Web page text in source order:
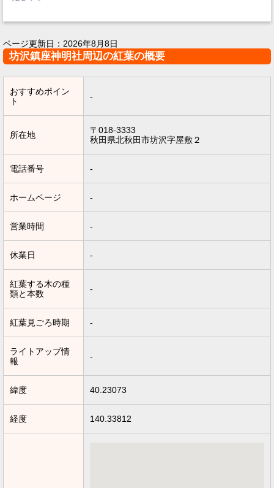
ページ更新日： 2026年8月8日
坊沢鎮座神明社周辺の紅葉の概要
おすすめポイン
ト
-
所在地
〒018-3333
秋田県北秋田市坊沢字屋敷２
電話番号 -
ホームページ -
営業時間 -
休業日 -
紅葉する木の種
類と本数
-
紅葉見ごろ時期 -
ライトアップ情
報
-
緯度 40.23073
経度 140.33812